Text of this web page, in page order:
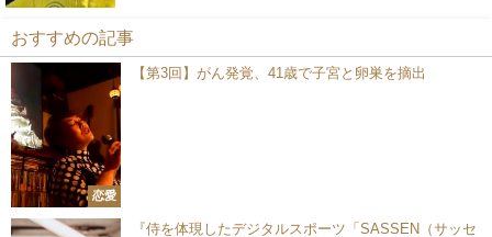
おすすめの記事
恋愛
【第3回】がん発覚、41歳で子宮と卵巣を摘出
『侍を体現したデジタルスポーツ「SASSEN（サッセ